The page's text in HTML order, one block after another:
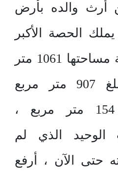
أرث والده بأرض
الحصة الأكبر
من الأرض البالغة مساحتها 1061 متر
مربع وحصته تبلغ 907 متر مربع
وموكلي يملك 154 متر مربع ،
الوحيد الذي لم
حتى الآن ، أرفع